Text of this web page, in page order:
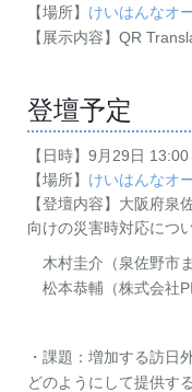
【場所】 けいはんなオ
【展示内容】QR
登壇予定
【日時】9月29日
【場所】 けいはんなオ
【登壇内容】大阪府泉
向けの災害時対応につい
木村圭介（泉佐野市
松本恭輔（株式会社
・課題：増加する訪日
どのようにして提供する